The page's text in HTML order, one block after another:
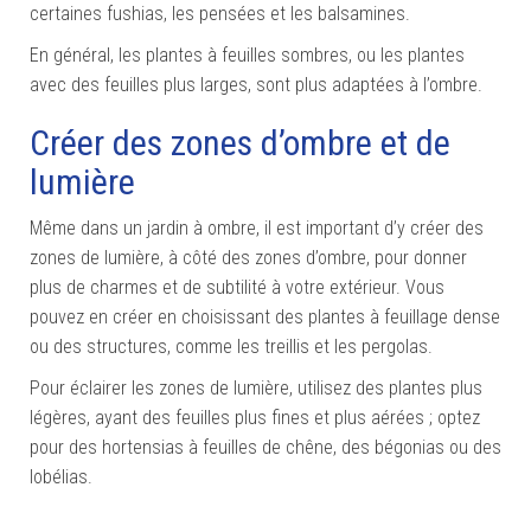
certaines fushias, les pensées et les balsamines.
En général, les plantes à feuilles sombres, ou les plantes
avec des feuilles plus larges, sont plus adaptées à l’ombre.
Créer des zones d’ombre et de
lumière
Même dans un jardin à ombre, il est important d’y créer des
zones de lumière, à côté des zones d’ombre, pour donner
plus de charmes et de subtilité à votre extérieur. Vous
pouvez en créer en choisissant des plantes à feuillage dense
ou des structures, comme les treillis et les pergolas.
Pour éclairer les zones de lumière, utilisez des plantes plus
légères, ayant des feuilles plus fines et plus aérées ; optez
pour des hortensias à feuilles de chêne, des bégonias ou des
lobélias.